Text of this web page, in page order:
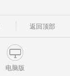
返回顶部
电脑版